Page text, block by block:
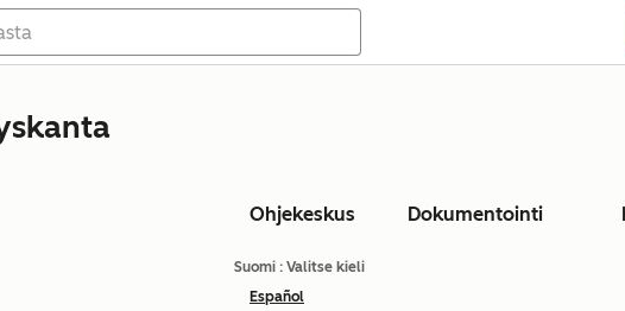
Ohjekeskus Dokumentointi
Suomi : Valitse kieli
Español